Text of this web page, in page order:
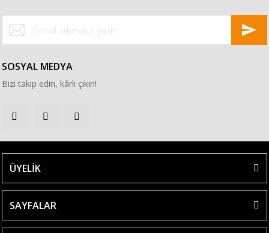
SOSYAL MEDYA
Bizi takip edin, kârlı çıkın!
ÜYELİK
SAYFALAR